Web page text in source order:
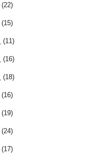
(22)
(15)
(11)
(16)
(18)
(16)
(19)
(24)
(17)